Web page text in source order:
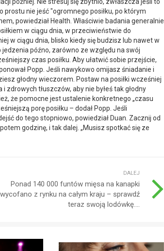
później. Nie stresuj się zbytnio, zwłaszcza jeśli to
prostu nie jeść "ogromnego posiłku, po którym
powiedział Health. Właściwie badania generalnie
w ciągu dnia, w przeciwieństwie do
w ciągu dnia, blisko kiedy się budzisz lub nawet w
późno, zarówno ze względu na swój
czas posiłku. Aby ułatwić sobie przejście,
Popp. Jeśli nawykowo omijasz śniadanie i
głodny wieczorem. Postaw na posiłki wcześniej
zdrowych tłuszczów, aby nie byłeś tak głodny
że pomocne jest ustalenie konkretnego „czasu
porę posiłku – dodał Popp. Jeśli
do tego stopniowo, powiedział Duan. Zacznij od
godzinę, i tak dalej. „Musisz spotkać się ze
DALEJ
Ponad 140 000 funtów mięsa na kanapki
wycofano z rynku na całym kraju – sprawdź
teraz swoją lodówkę....